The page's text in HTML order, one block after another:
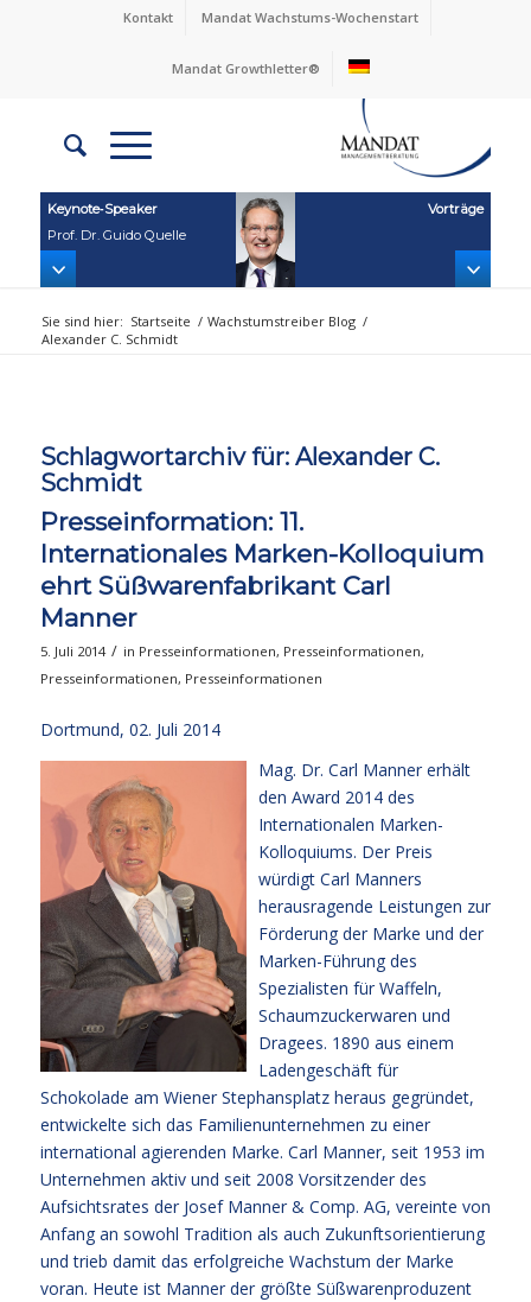
Kontakt Mandat Wachstums-Wochenstart
Mandat Growthletter®
Keynote‑Speaker
Prof. Dr. Guido Quelle
Vorträge
Sie sind hier: Startseite / Wachstumstreiber Blog /
Alexander C. Schmidt
Schlagwortarchiv für: Alexander C.
Schmidt
Presseinformation: 11.
Internationales Marken-Kolloquium
ehrt Süßwarenfabrikant Carl
Manner
5. Juli 2014 / in Presseinformationen, Presseinformationen,
Presseinformationen, Presseinformationen
Dortmund, 02. Juli 2014
Mag. Dr. Carl Manner erhält
den Award 2014 des
Internationalen Marken-
Kolloquiums. Der Preis
würdigt Carl Manners
herausragende Leistungen zur
Förderung der Marke und der
Marken-Führung des
Spezialisten für Waffeln,
Schaumzuckerwaren und
Dragees. 1890 aus einem
Ladengeschäft für
Schokolade am Wiener Stephansplatz heraus gegründet,
entwickelte sich das Familienunternehmen zu einer
international agierenden Marke. Carl Manner, seit 1953 im
Unternehmen aktiv und seit 2008 Vorsitzender des
Aufsichtsrates der Josef Manner & Comp. AG, vereinte von
Anfang an sowohl Tradition als auch Zukunftsorientierung
und trieb damit das erfolgreiche Wachstum der Marke
voran. Heute ist Manner der größte Süßwarenproduzent